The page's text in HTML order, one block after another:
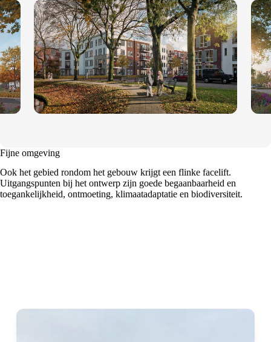
Fijne omgeving
Ook het gebied rondom het gebouw krijgt een flinke facelift.
Uitgangspunten bij het ontwerp zijn goede begaanbaarheid en
toegankelijkheid, ontmoeting, klimaatadaptatie en biodiversiteit.